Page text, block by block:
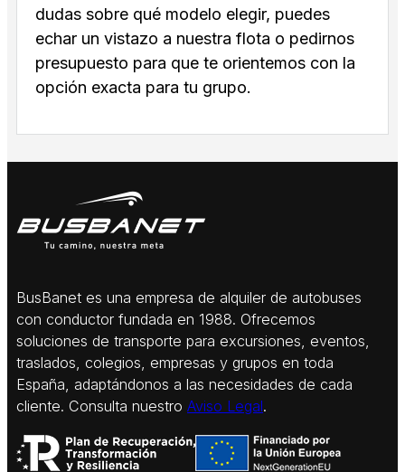
dudas sobre qué modelo elegir, puedes
echar un vistazo a nuestra flota o pedirnos
presupuesto para que te orientemos con la
opción exacta para tu grupo.
BusBanet es una empresa de alquiler de autobuses
con conductor fundada en 1988. Ofrecemos
soluciones de transporte para excursiones, eventos,
traslados, colegios, empresas y grupos en toda
España, adaptándonos a las necesidades de cada
cliente. Consulta nuestro Aviso Legal.